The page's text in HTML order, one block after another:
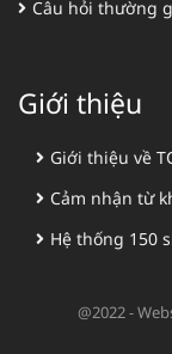
Câu hỏi thường
Giới thiệu
Giới thiệu về
Cảm nhận từ
Hệ thống 150
@2022 -